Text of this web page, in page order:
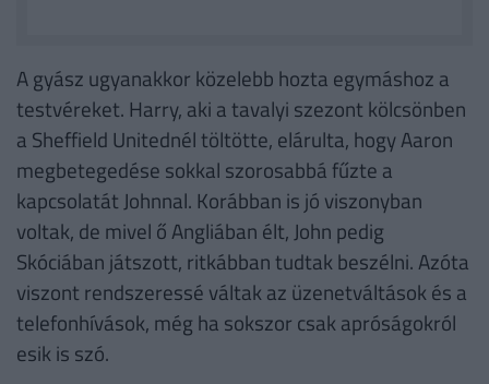
A gyász ugyanakkor közelebb hozta egymáshoz a
testvéreket. Harry, aki a tavalyi szezont kölcsönben
a Sheffield Unitednél töltötte, elárulta, hogy Aaron
megbetegedése sokkal szorosabbá fűzte a
kapcsolatát Johnnal. Korábban is jó viszonyban
voltak, de mivel ő Angliában élt, John pedig
Skóciában játszott, ritkábban tudtak beszélni. Azóta
viszont rendszeressé váltak az üzenetváltások és a
telefonhívások, még ha sokszor csak apróságokról
esik is szó.